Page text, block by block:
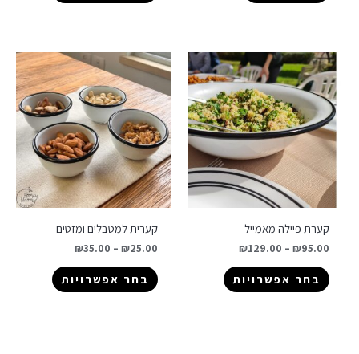
קערת פיילה מאמייל
₪95.00
–
₪129.00
בחר אפשרויות
קערית למטבלים ומזטים
₪25.00
–
₪35.00
בחר אפשרויות